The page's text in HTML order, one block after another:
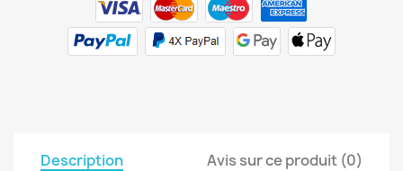
Description Avis sur ce produit (0)